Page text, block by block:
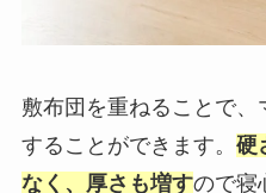
敷布団を重ねることで
することができます。 硬
なく、厚さも増すので寝